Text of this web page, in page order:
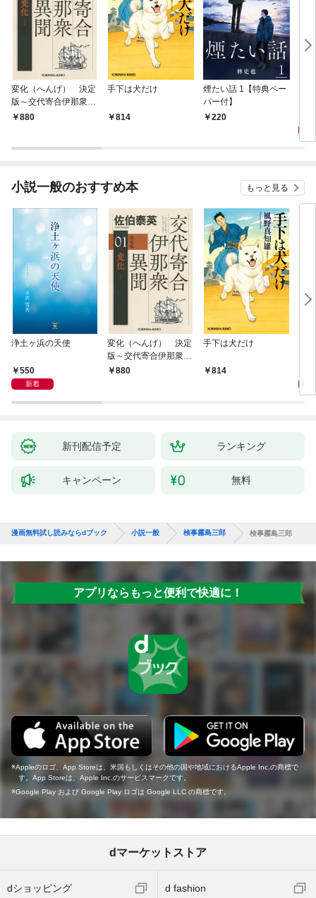
変化（へんげ） 決定
版～交代寄合伊那衆異
聞（1）～
880
手下は犬だけ
814
煙たい話 1【特典ペー
パー付】
220
小説一般のおすすめ本 もっと見る
浄土ヶ浜の天使
550
新着
変化（へんげ） 決定
版～交代寄合伊那衆異
聞（1）～
880
手下は犬だけ
814
新刊配信予定 ランキング
キャンペーン 無料
漫画無料試し読みならdブック 小説一般 検事霧島三郎 検事霧島三郎
アプリならもっと便利で快適に！
Appleのロゴ、App Storeは、米国もしくはその他の国や地域におけるApple Inc.の商標で
す。App Storeは、Apple Inc.のサービスマークです。
Google Play および Google Play ロゴは Google LLC の商標です。
dマーケットストア
dショッピング d fashion